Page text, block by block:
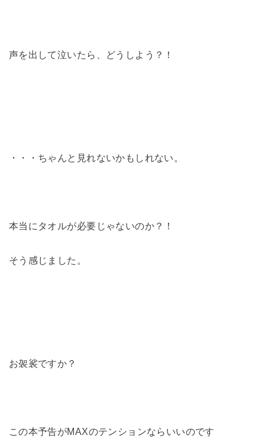
声を出して泣いたら、どうしよう？！
・・・ちゃんと見れないかもしれない。
本当にタオルが必要じゃないのか？！
そう感じました。
お袈裟ですか？
この本予告がMAXのテンションならいいのです